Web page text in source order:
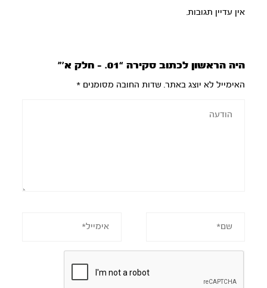
אין עדיין תגובות.
היה הראשון לכתוב סקירה “01. – חלק א’”
האימייל לא יוצג באתר. שדות החובה מסומנים*